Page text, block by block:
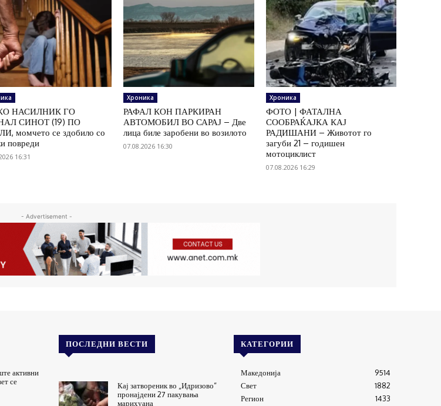
НАСИЛНИК ГО
СИНОТ (19) ПО
момчето се здобило со
повреди
16:31
Хроника
РАФАЛ КОН ПАРКИРАН
АВТОМОБИЛ ВО САРАЈ – Две
лица биле заробени во возилото
07.08.2026 16:30
Хроника
ФОТО | ФАТАЛНА
СООБРАЌАЈКА КАЈ
РАДИШАНИ – Животот го
загуби 21 – годишен
мотоциклист
07.08.2026 16:29
- Advertisement -
активни
се
ПОСЛЕДНИ ВЕСТИ
Кај затвореник во „Идризово“
пронајдени 27 пакувања
марихуана
КАТЕГОРИИ
Македонија
9514
Свет
1882
Регион
1433